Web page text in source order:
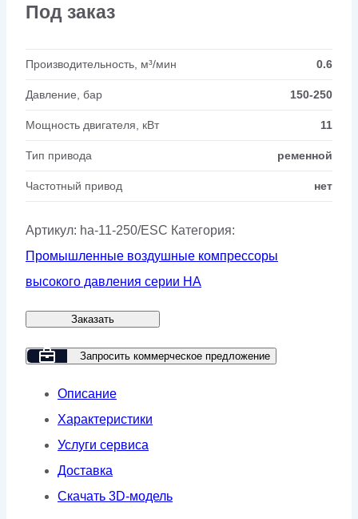
Под заказ
Производительность, м³/мин 0.6
Давление, бар 150-250
Мощность двигателя, кВт 11
Тип привода ременной
Частотный привод нет
Артикул: ha-11-250/ESC Категория:
Промышленные воздушные компрессоры
высокого давления серии HA
Заказать
Запросить коммерческое предложение
Описание
Характеристики
Услуги сервиса
Доставка
Скачать 3D-модель